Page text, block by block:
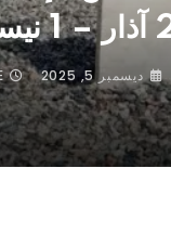
ديسمبر 5, 2025